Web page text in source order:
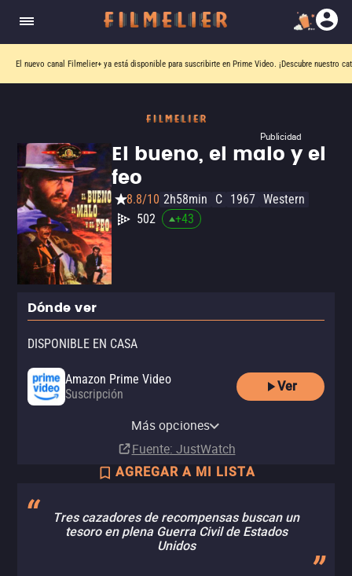
El nuevo canal Filmelier+ ya está disponible para suscribirte en Prime Video. ¡Descubre nuestro
Publicidad
El bueno, el malo y el
feo
8.8/10 2h58min C 1967 Western
502
+43
Dónde ver
DISPONIBLE EN CASA
Amazon Prime Video
Suscripción
Ver
Amazon Video
Apple TV Store
Más opciones
Fuente: JustWatch
AGREGAR A MI LISTA
Tres cazadores de recompensas buscan un
tesoro en plena Guerra Civil de Estados
Unidos